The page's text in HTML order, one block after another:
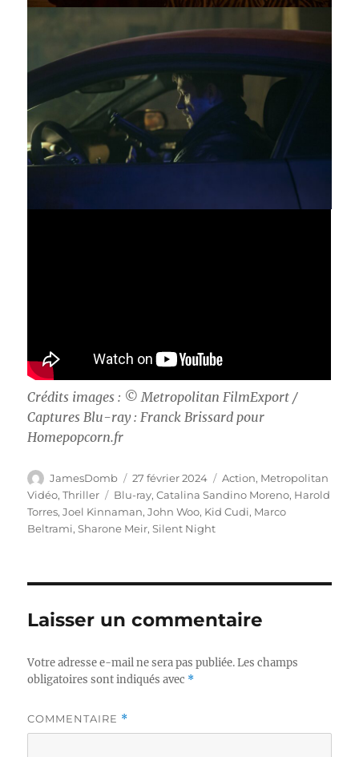
Crédits images : ©Metropolitan FilmExport /
Captures Blu-ray : Franck Brissard pour
Homepopcorn.fr
Auteur
JamesDomb
Publié
le
27 février 2024 Catégories
Action, Metropolitan
Vidéo,Thriller Étiquettes
Blu-ray,Catalina Sandino Moreno, Harold
Torres,Joel Kinnaman,John Woo, Kid Cudi, Marco
Beltrami,Sharone Meir,Silent Night
Laisser un commentaire
Votre adresse e-mail ne sera pas publiée. Les champs
obligatoires sont indiqués avec *
COMMENTAIRE *